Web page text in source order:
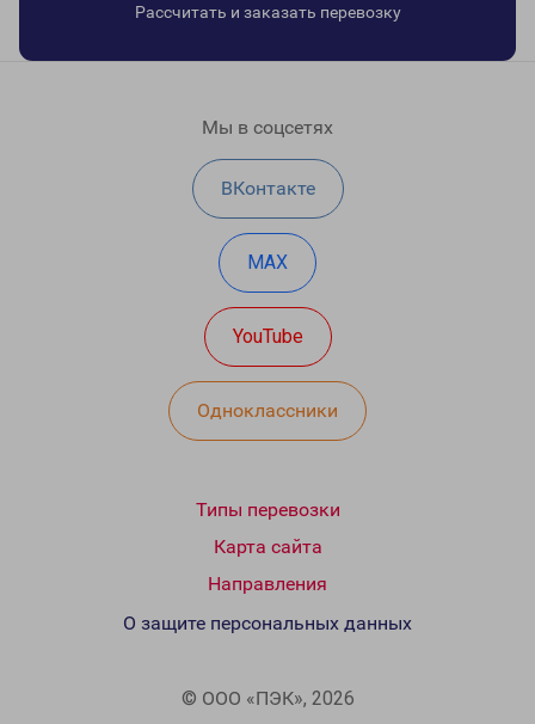
Рассчитать и заказать перевозку
Мы в соцсетях
ВКонтакте
MAX
YouTube
Одноклассники
Типы перевозки
Карта сайта
Направления
© ООО «ПЭК», 2026
О защите персональных данных